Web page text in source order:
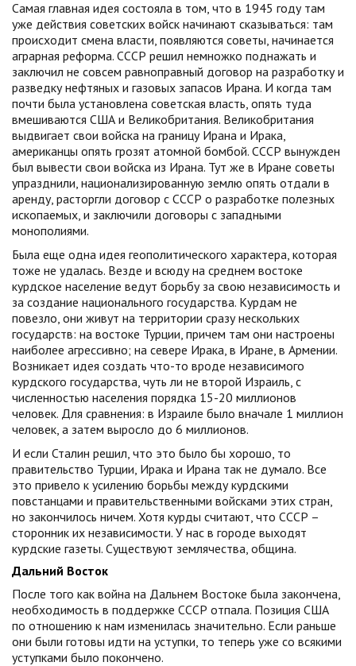
Самая главная идея состояла в том, что в 1945 году там
уже действия советских войск начинают сказываться: там
происходит смена власти, появляются советы, начинается
аграрная реформа. СССР решил немножко поднажать и
заключил не совсем равноправный договор на разработку и
разведку нефтяных и газовых запасов Ирана. И когда там
почти была установлена советская власть, опять туда
вмешиваются США и Великобритания. Великобритания
выдвигает свои войска на границу Ирана и Ирака,
американцы опять грозят атомной бомбой. СССР вынужден
был вывести свои войска из Ирана. Тут же в Иране советы
упразднили, национализированную землю опять отдали в
аренду, расторгли договор с СССР о разработке полезных
ископаемых, и заключили договоры с западными
монополиями.
Была еще одна идея геополитического характера, которая
тоже не удалась. Везде и всюду на среднем востоке
курдское население ведут борьбу за свою независимость и
за создание национального государства. Курдам не
повезло, они живут на территории сразу нескольких
государств: на востоке Турции, причем там они настроены
наиболее агрессивно; на севере Ирака, в Иране, в Армении.
Возникает идея создать что-то вроде независимого
курдского государства, чуть ли не второй Израиль, с
численностью населения порядка 15-20 миллионов
человек. Для сравнения: в Израиле было вначале 1 миллион
человек, а затем выросло до 6 миллионов.
И если Сталин решил, что это было бы хорошо, то
правительство Турции, Ирака и Ирана так не думало. Все
это привело к усилению борьбы между курдскими
повстанцами и правительственными войсками этих стран,
но закончилось ничем. Хотя курды считают, что СССР –
сторонник их независимости. У нас в городе выходят
курдские газеты. Существуют землячества, община.
Дальний Восток
После того как война на Дальнем Востоке была закончена,
необходимость в поддержке СССР отпала. Позиция США
по отношению к нам изменилась значительно. Если раньше
они были готовы идти на уступки, то теперь уже со всякими
уступками было покончено.